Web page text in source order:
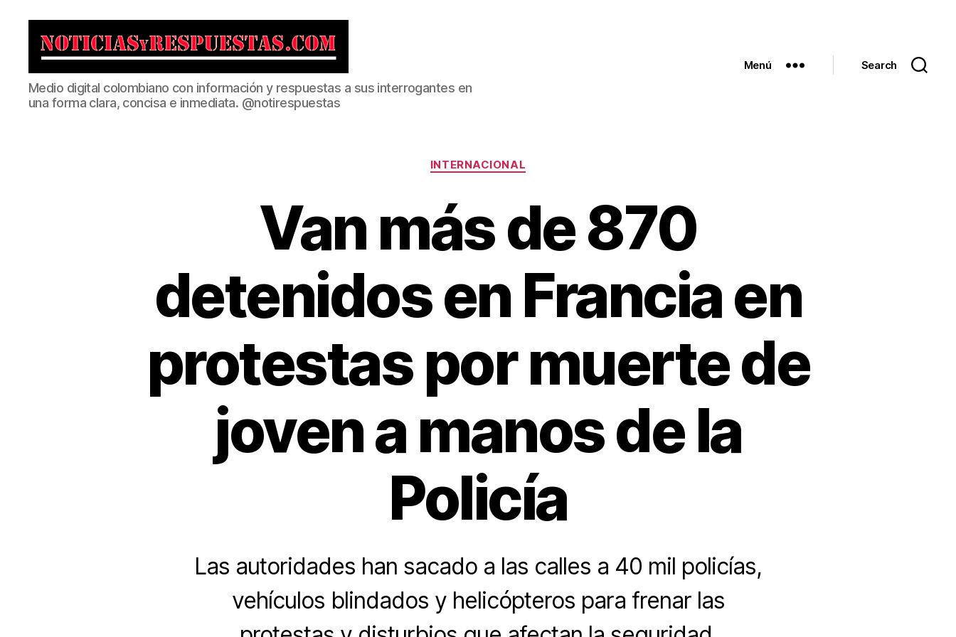
Noticias
y
Respuestas
Medio digital colombiano con información y respuestas a sus interrogantes en
una forma clara, concisa e inmediata. @notirespuestas
Menú Search
Categorías
INTERNACIONAL
Van más de 870
detenidos en Francia en
protestas por muerte de
joven a manos de la
Policía
Las autoridades han sacado a las calles a 40 mil policías,
vehículos blindados y helicópteros para frenar las